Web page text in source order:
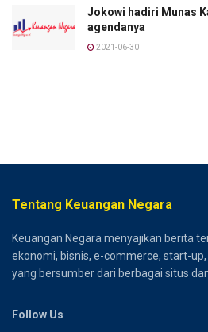
Jokowi hadiri Munas
agendanya
2021-06-30
Tentang Keuangan Negara
Keuangan Negara menyajikan berita
ekonomi, bisnis, e-commerce, start-
yang bersumber dari berbagai situs
Follow Us